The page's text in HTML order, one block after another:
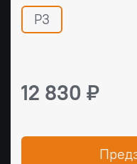
Р3
12 830 ₽